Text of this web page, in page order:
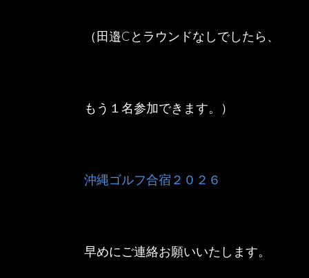
（田邉Cとラウンドなしでしたら、
もう１名参加できます。）
沖縄ゴルフ合宿２０２６
早めにご連絡お願いいたします。